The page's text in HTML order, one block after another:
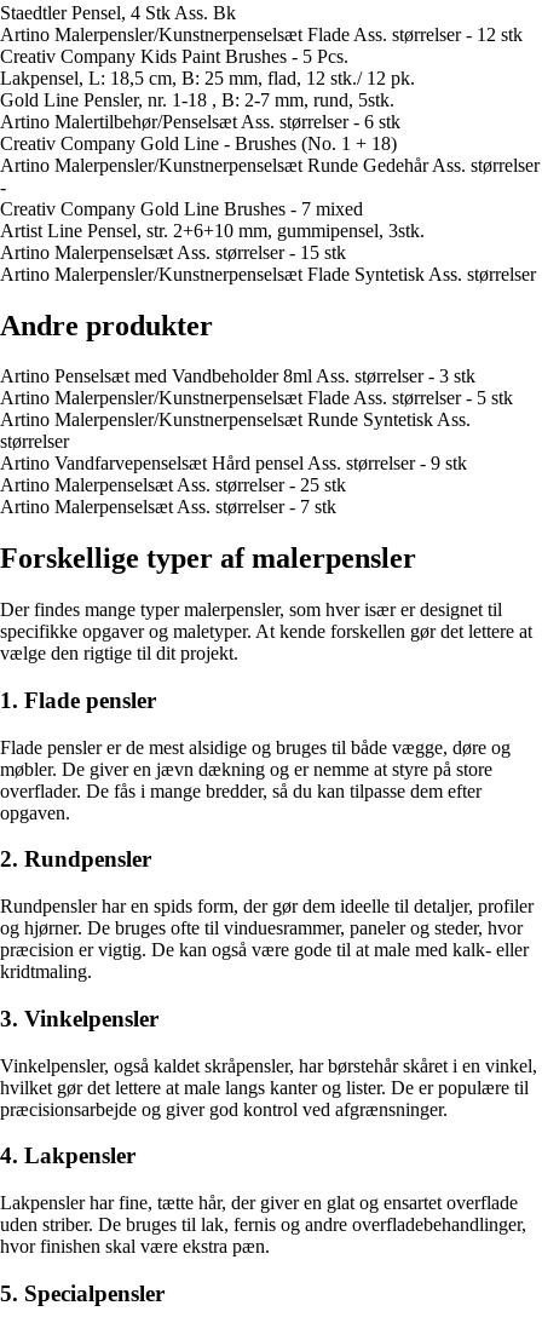
Staedtler Pensel, 4 Stk Ass. Bk
Artino Malerpensler/Kunstnerpenselsæt Flade Ass. størrelser - 12 stk
Creativ Company Kids Paint Brushes - 5 Pcs.
Lakpensel, L: 18,5 cm, B: 25 mm, flad, 12 stk./ 12 pk.
Gold Line Pensler, nr. 1-18 , B: 2-7 mm, rund, 5stk.
Artino Malertilbehør/Penselsæt Ass. størrelser - 6 stk
Creativ Company Gold Line - Brushes (No. 1 + 18)
Artino Malerpensler/Kunstnerpenselsæt Runde Gedehår Ass. størrelser
-
Creativ Company Gold Line Brushes - 7 mixed
Artist Line Pensel, str. 2+6+10 mm, gummipensel, 3stk.
Artino Malerpenselsæt Ass. størrelser - 15 stk
Artino Malerpensler/Kunstnerpenselsæt Flade Syntetisk Ass. størrelser
Andre produkter
Artino Penselsæt med Vandbeholder 8ml Ass. størrelser - 3 stk
Artino Malerpensler/Kunstnerpenselsæt Flade Ass. størrelser - 5 stk
Artino Malerpensler/Kunstnerpenselsæt Runde Syntetisk Ass.
størrelser
Artino Vandfarvepenselsæt Hård pensel Ass. størrelser - 9 stk
Artino Malerpenselsæt Ass. størrelser - 25 stk
Artino Malerpenselsæt Ass. størrelser - 7 stk
Forskellige typer af malerpensler
Der findes mange typer malerpensler, som hver især er designet til
specifikke opgaver og male­typer. At kende forskellen gør det lettere at
vælge den rigtige til dit projekt.
1. Flade pensler
Flade pensler er de mest alsidige og bruges til både vægge, døre og
møbler. De giver en jævn dækning og er nemme at styre på store
overflader. De fås i mange bredder, så du kan tilpasse dem efter
opgaven.
2. Rundpensler
Rundpensler har en spids form, der gør dem ideelle til detaljer, profiler
og hjørner. De bruges ofte til vinduesrammer, paneler og steder, hvor
præcision er vigtig. De kan også være gode til at male med kalk- eller
kridtmaling.
3. Vinkelpensler
Vinkelpensler, også kaldet skråpensler, har børstehår skåret i en vinkel,
hvilket gør det lettere at male langs kanter og lister. De er populære til
præcisionsarbejde og giver god kontrol ved afgrænsninger.
4. Lakpensler
Lakpensler har fine, tætte hår, der giver en glat og ensartet overflade
uden striber. De bruges til lak, fernis og andre overfladebehandlinger,
hvor finishen skal være ekstra pæn.
5. Specialpensler